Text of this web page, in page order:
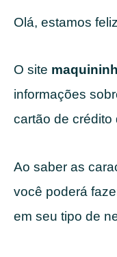
Olá, estamos
O site
informações
cartão de crédito
Ao saber as
você poderá
em seu tipo de